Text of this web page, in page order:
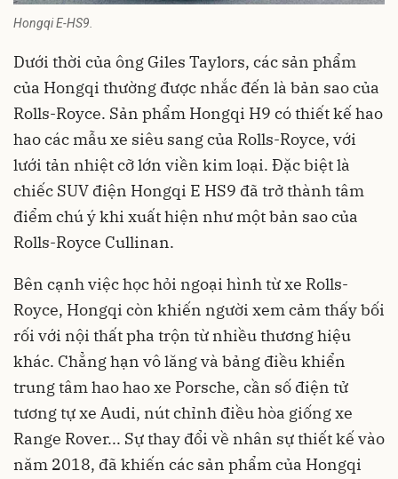
Hongqi E-HS9.
Dưới thời của ông Giles Taylors, các sản phẩm
của Hongqi thường được nhắc đến là bản sao của
Rolls-Royce. Sản phẩm Hongqi H9 có thiết kế hao
hao các mẫuxe siêu sangcủa Rolls-Royce, với
lưới tản nhiệt cỡ lớn viền kim loại. Đặc biệt là
chiếc SUV điện Hongqi E HS9 đã trở thành tâm
điểm chú ý khi xuất hiện như một bản sao của
Rolls-Royce Cullinan.
Bên cạnh việc học hỏi ngoại hình từ xe Rolls-
Royce, Hongqi còn khiến người xem cảm thấy bối
rối với nội thất pha trộn từ nhiều thương hiệu
khác. Chẳng hạn vô lăng và bảng điều khiển
trung tâm hao hao xe Porsche, cần số điện tử
tương tự xe Audi, nút chỉnh điều hòa giống xe
Range Rover... Sự thay đổi về nhân sự thiết kế vào
năm 2018, đã khiến các sản phẩm của Hongqi